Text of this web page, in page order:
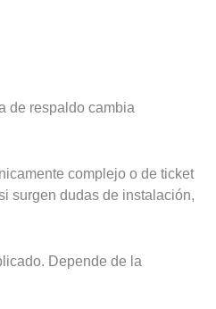
de respaldo cambia
complejo o de ticket
surgen dudas de instalación,
Depende de la